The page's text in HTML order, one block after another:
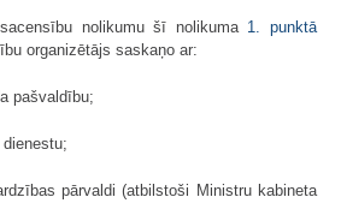
nolikumu šī nolikuma 1. punktā
organizētājs saskaņo ar:
pašvaldību;
pārvaldi (atbilstoši Ministru kabineta